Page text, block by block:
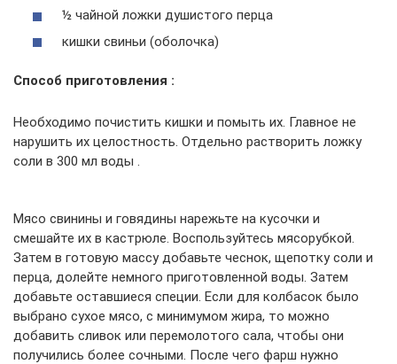
½ чайной ложки душистого перца
кишки свиньи (оболочка)
Способ приготовления :
Необходимо почистить кишки и помыть их. Главное не
нарушить их целостность. Отдельно растворить ложку
соли в 300 мл воды .
Мясо свинины и говядины нарежьте на кусочки и
смешайте их в кастрюле. Воспользуйтесь мясорубкой.
Затем в готовую массу добавьте чеснок, щепотку соли и
перца, долейте немного приготовленной воды. Затем
добавьте оставшиеся специи. Если для колбасок было
выбрано сухое мясо, с минимумом жира, то можно
добавить сливок или перемолотого сала, чтобы они
получились более сочными. После чего фарш нужно